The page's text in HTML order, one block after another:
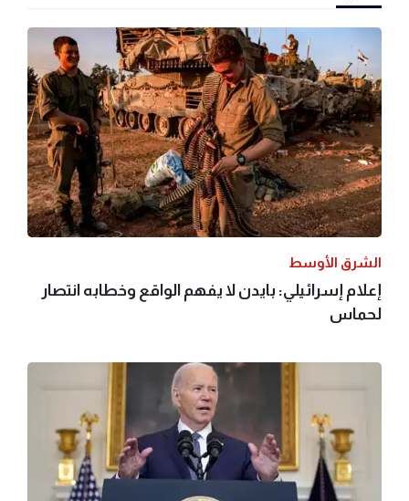
الشرق الأوسط
إعلام إسرائيلي: بايدن لا يفهم الواقع وخطابه انتصار
لحماس